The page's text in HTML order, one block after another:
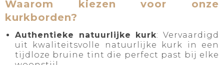
Waarom kiezen voor onze
kurkborden?
Authentieke natuurlijke kurk: Vervaardigd
uit kwaliteitsvolle natuurlijke kurk in een
tijdloze bruine tint die perfect past bij elke